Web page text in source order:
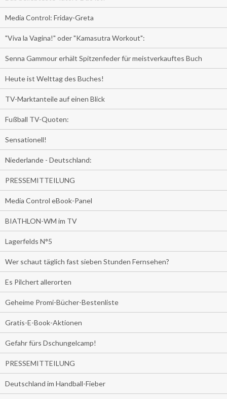
Media Control: Friday-Greta
"Viva la Vagina!" oder "Kamasutra Workout":
Senna Gammour erhält Spitzenfeder für meistverkauftes Buch
Heute ist Welttag des Buches!
TV-Marktanteile auf einen Blick
Fußball TV-Quoten:
Sensationell!
Niederlande - Deutschland:
PRESSEMITTEILUNG
Media Control eBook-Panel
BIATHLON-WM im TV
Lagerfelds N°5
Wer schaut täglich fast sieben Stunden Fernsehen?
Es Pilchert allerorten
Geheime Promi-Bücher-Bestenliste
Gratis-E-Book-Aktionen
Gefahr fürs Dschungelcamp!
PRESSEMITTEILUNG
Deutschland im Handball-Fieber